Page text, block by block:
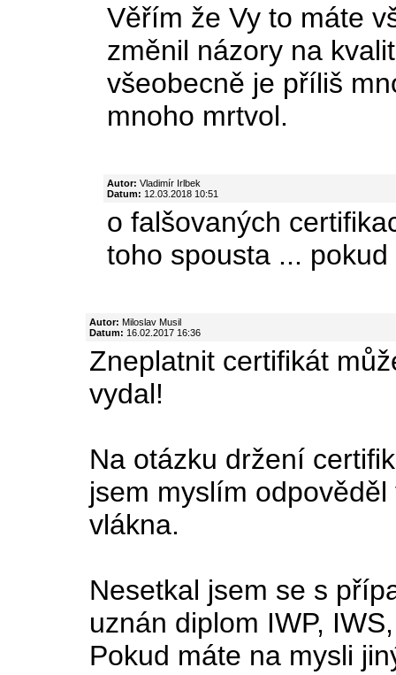
Věřím že Vy to máte
změnil názory na
všeobecně je příliš
mnoho mrtvol.
Autor: Vladimír Irlbek
Datum: 12.03.2018 10:51
o falšovaných
toho spousta ...
Autor: Miloslav Musil
Datum: 16.02.2017 16:36
Zneplatnit certifikát
vydal!
Na otázku držení
jsem myslím
vlákna.
Nesetkal jsem se s
uznán diplom IWP,
Pokud máte na mysli